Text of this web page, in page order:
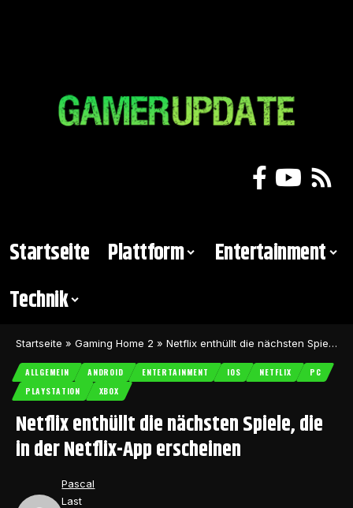
Startseite Plattform
Entertainment
Technik
Startseite » Gaming Home 2 » Netflix enthüllt die nächsten Spiele, die in der Netflix-App erscheinen
ALLGEMEIN ANDROID ENTERTAINMENT IOS NETFLIX
PC
PLAYSTATION
XBOX
Netflix enthüllt die nächsten Spiele, die
in der Netflix-App erscheinen
Last
Pascal